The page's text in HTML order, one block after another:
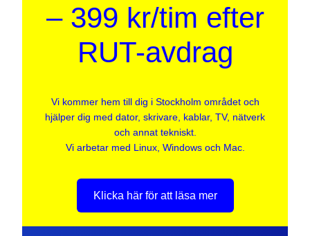
– 399 kr/tim efter
RUT-avdrag
Vi kommer hem till dig i Stockholm området och
hjälper dig med dator, skrivare, kablar, TV, nätverk
och annat tekniskt.
Vi arbetar med Linux, Windows och Mac.
Klicka här för att läsa mer